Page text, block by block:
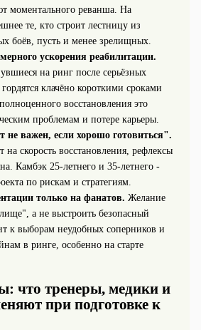
моментального реванша. На
те, кто строит лестницу из
боёв, пусть и менее зрелищных.
ускорения реабилитации.
на ринг после серьёзных
клачёно короткими сроками
восстановления это
проблемам и потере карьеры.
не важен, если хорошо готовиться".
на скорость восстановления, рефлексы
Камбэк 25-летнего и 35-летнего -
по рискам и стратегиям.
только на фанатов. Желание
а не выстроить безопасный
к выборам неудобных соперников и
в ринге, особенно на старте
что тренеры, медики и
при подготовке к